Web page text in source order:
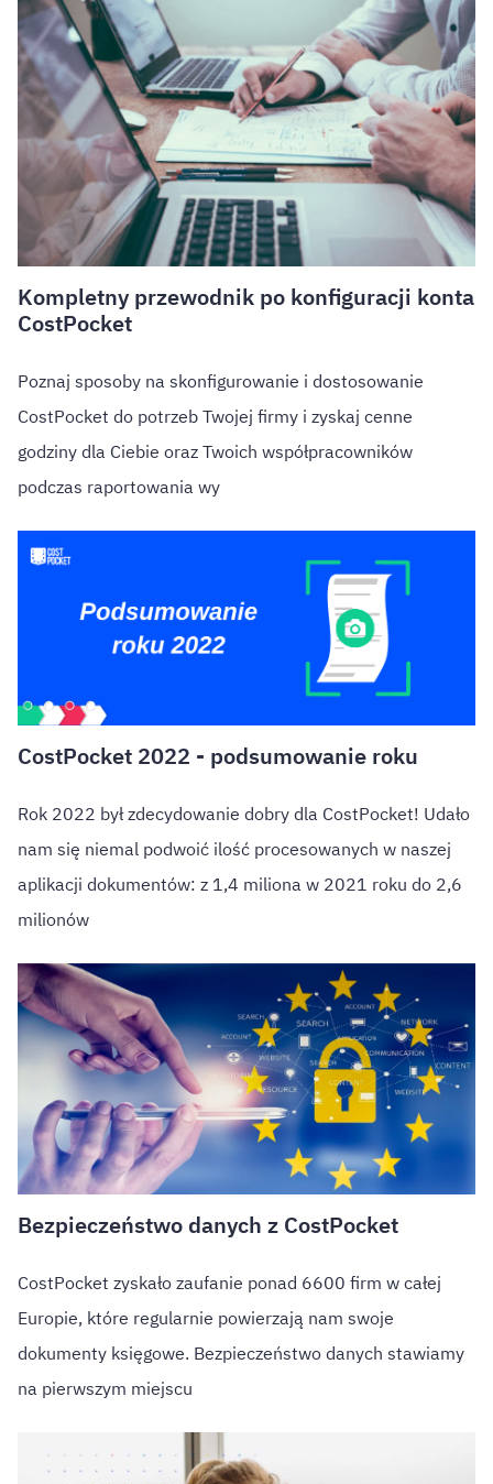
Kompletny przewodnik po konfiguracji konta
CostPocket
Poznaj sposoby na skonfigurowanie i dostosowanie
CostPocket do potrzeb Twojej firmy i zyskaj cenne
godziny dla Ciebie oraz Twoich współpracowników
podczas raportowania wy
CostPocket 2022 - podsumowanie roku
Rok 2022 był zdecydowanie dobry dla CostPocket! Udało
nam się niemal podwoić ilość procesowanych w naszej
aplikacji dokumentów: z 1,4 miliona w 2021 roku do 2,6
milionów
Bezpieczeństwo danych z CostPocket
CostPocket zyskało zaufanie ponad 6600 firm w całej
Europie, które regularnie powierzają nam swoje
dokumenty księgowe. Bezpieczeństwo danych stawiamy
na pierwszym miejscu